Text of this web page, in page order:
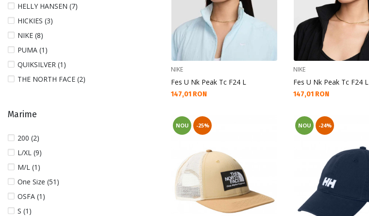
HELLY HANSEN (7)
HICKIES (3)
NIKE (8)
PUMA (1)
QUIKSILVER (1)
THE NORTH FACE (2)
Marime
200 (2)
L/XL (9)
M/L (1)
One Size (51)
OSFA (1)
S (1)
NIKE
Fes U Nk Peak Tc F24 L
Текуща цена:
147,01 RON
NIKE
Fes U Nk Peak Tc F24 L
Текуща цена:
147,01 RON
NOU -25% NOU -24%